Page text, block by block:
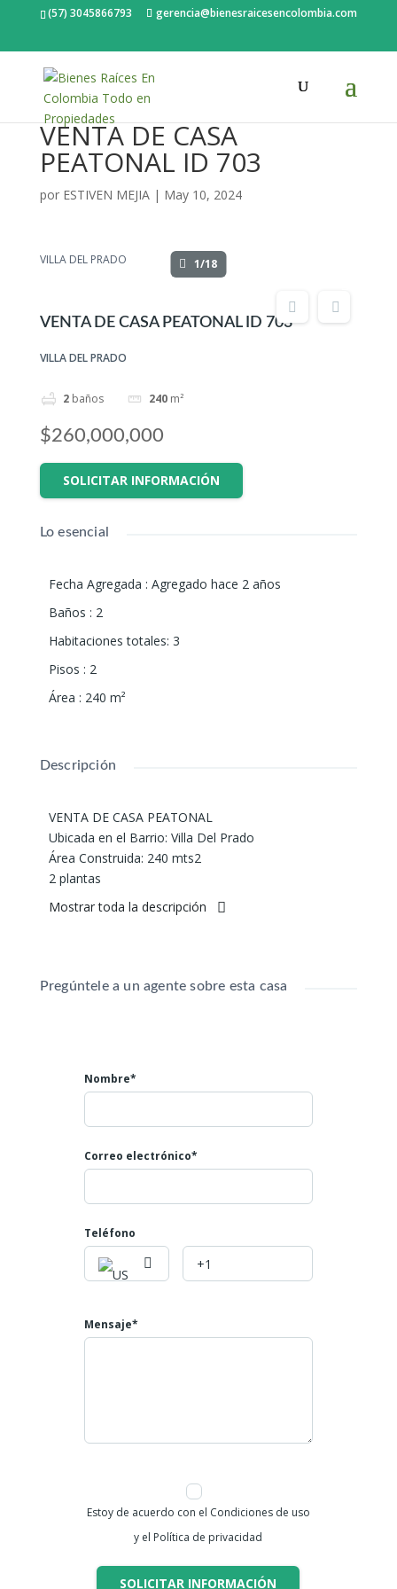
(57) 3045866793 gerencia@bienesraicesencolombia.com
VENTA DE CASA
PEATONAL ID 703
por ESTIVEN MEJIA| May 10, 2024
VILLA DEL PRADO 1/18
VENTA DE CASA PEATONAL ID 703
VILLA DEL PRADO
2 baños 240 m²
$260,000,000
SOLICITAR INFORMACIÓN
Lo esencial
Fecha Agregada : Agregado hace 2 años
Baños : 2
Habitaciones totales: 3
Pisos : 2
Área : 240 m²
Descripción
VENTA DE CASA PEATONAL
Ubicada en el Barrio: Villa Del Prado
Área Construida: 240 mts2
2 plantas
Sala Comedor
Closets
Sitio Plancha
Mayores informes:
Teléfono: 602 4007808
NUMERO DE LA PROPIEDAD ID 703
Mostrar toda la descripción
Pregúntele a un agente sobre esta casa
Nombre*
Correo electrónico*
Teléfono
Mensaje*
Estoy de acuerdo con el Condiciones de uso
y el Política de privacidad
SOLICITAR INFORMACIÓN